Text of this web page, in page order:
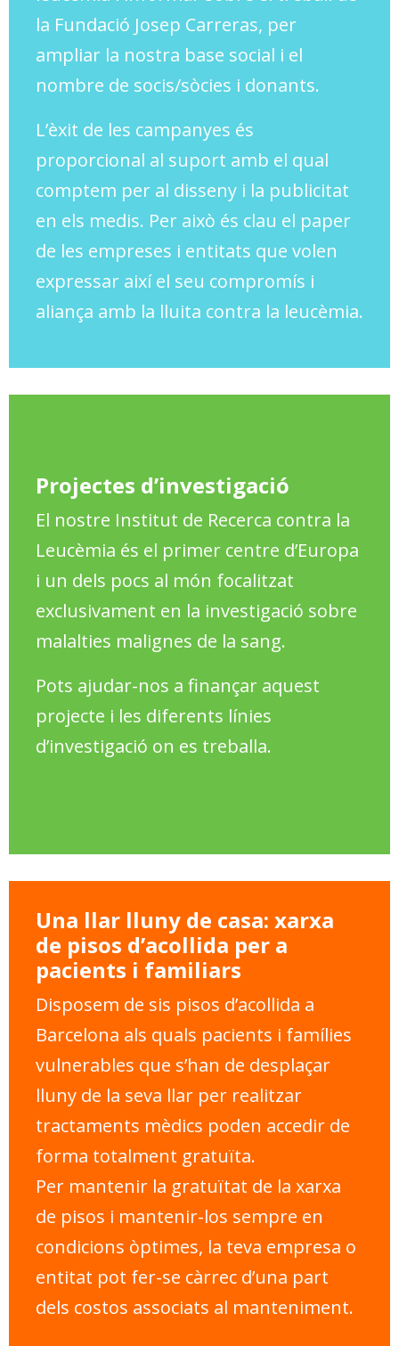
la Fundació Josep Carreras, per
ampliar la nostra base social i el
nombre de socis/sòcies i donants.
L’èxit de les campanyes és
proporcional al suport amb el qual
comptem per al disseny i la publicitat
en els medis. Per això és clau el paper
de les empreses i entitats que volen
expressar així el seu compromís i
aliança amb la lluita contra la leucèmia.
Projectes d’investigació
El nostre Institut de Recerca contra la
Leucèmia és el primer centre d’Europa
i un dels pocs al món focalitzat
exclusivament en la investigació sobre
malalties malignes de la sang.
Pots ajudar-nos a finançar aquest
projecte i les diferents línies
d’investigació on es treballa.
Una llar lluny de casa: xarxa
de pisos d’acollida per a
pacients i familiars
Disposem de sis pisos d’acollida a
Barcelona als quals pacients i famílies
vulnerables que s’han de desplaçar
lluny de la seva llar per realitzar
tractaments mèdics poden accedir de
forma totalment gratuïta.
Per mantenir la gratuïtat de la xarxa
de pisos i mantenir-los sempre en
condicions òptimes, la teva empresa o
entitat pot fer-se càrrec d’una part
dels costos associats al manteniment.